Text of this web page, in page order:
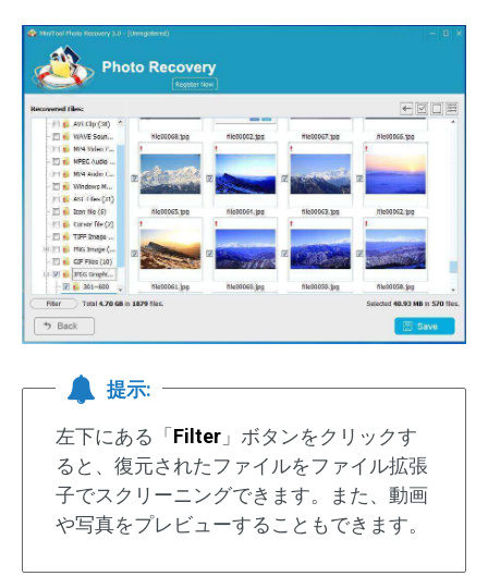
提示:
左下にある「Filter 」ボタンをクリックす
ると、復元されたファイルをファイル拡張
子でスクリーニングできます。また、動画
や写真をプレビューすることもできます。